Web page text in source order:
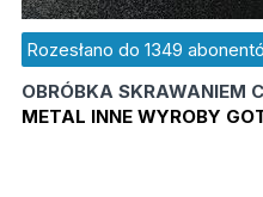
Rozesłano do 1349
OBRÓBKA SKRAWANIEM
METAL INNE WYROBY